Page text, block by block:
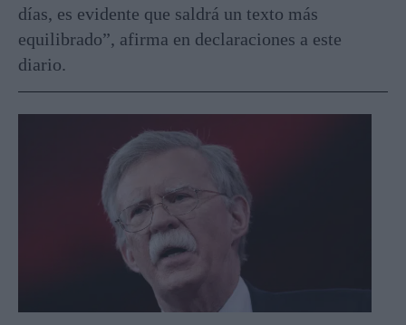
días, es evidente que saldrá un texto más
equilibrado”, afirma en declaraciones a este
diario.